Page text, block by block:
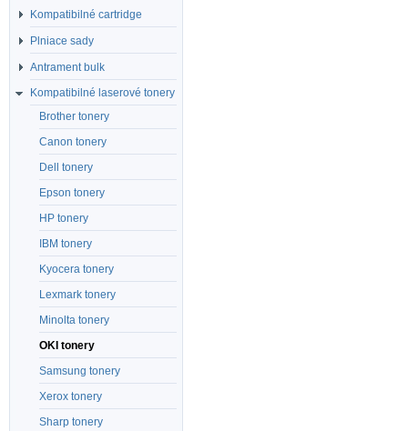
Kompatibilné cartridge
Plniace sady
Antrament bulk
Kompatibilné laserové tonery
Brother tonery
Canon tonery
Dell tonery
Epson tonery
HP tonery
IBM tonery
Kyocera tonery
Lexmark tonery
Minolta tonery
OKI tonery
Samsung tonery
Xerox tonery
Sharp tonery